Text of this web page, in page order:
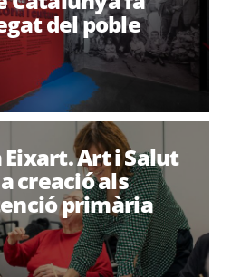
del poble
Art i Salut
creació als
primària